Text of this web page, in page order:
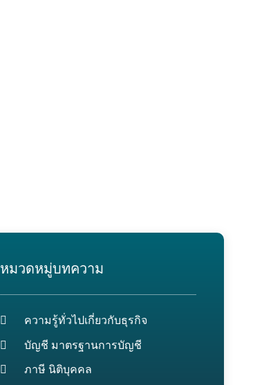
หมวดหมู่บทความ
ความรู้ทั่วไปเกี่ยวกับธุรกิจ
บัญชี มาตรฐานการบัญชี
ภาษี นิติบุคคล